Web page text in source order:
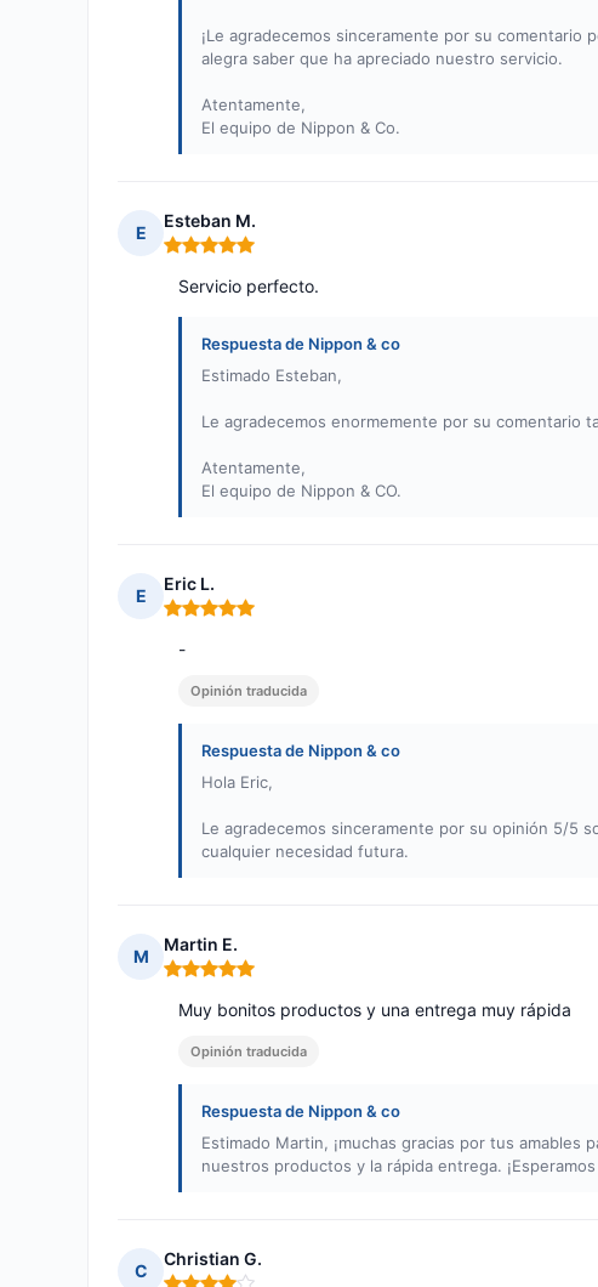
¡Le agradecemos sinceramente por su
alegra saber que ha apreciado nuestro servicio.
Atentamente,
El equipo de Nippon & Co.
E
Esteban M.
Nota: 5 de 5
Servicio perfecto.
Respuesta de Nippon & co
Estimado Esteban,
Le agradecemos enormemente por su comentario
Atentamente,
El equipo de Nippon & CO.
E
Eric L.
Nota: 5 de 5
-
Opinión traducida
Respuesta de Nippon & co
Hola Eric,
Le agradecemos sinceramente por su opinión 5/5
cualquier necesidad futura.
M
Martin E.
Nota: 5 de 5
Muy bonitos productos y una entrega muy rápida
Opinión traducida
Respuesta de Nippon & co
Estimado Martin, ¡muchas gracias por tus
nuestros productos y la rápida entrega.
C
Christian G.